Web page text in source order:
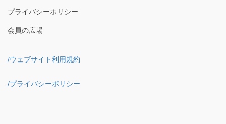
プライバシーポリシー
会員の広場
/ウェブサイト利用規約
/プライバシーポリシー